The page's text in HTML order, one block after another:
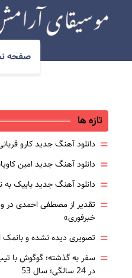
صفحه
تازه ها
= دانلود آهنگ جدید کارو
= دانلود آهنگ جدید امین
= دانلود آهنگ جدید بابیک به
= تقدیر از مصطفی احمدی در
خبرفوری»
= تصویری دیده نشده و
= سفر به گذشته؛ گوگوش با
در 24 سالگی؛ سال 53